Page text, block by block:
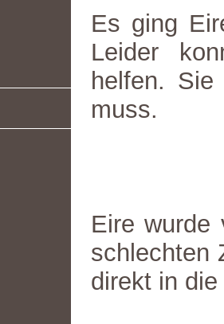
Es ging
Leider
helfen.
muss.
Eire wurde
schlechten
direkt in